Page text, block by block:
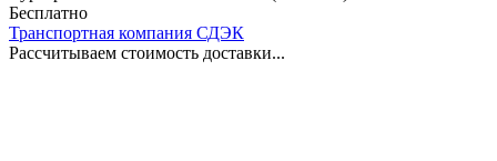
Бесплатно
Транспортная компания СДЭК
Рассчитываем стоимость доставки...